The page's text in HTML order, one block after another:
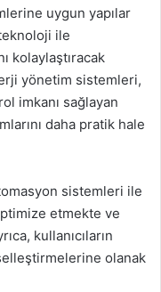
uygun yapılar
ile
kolaylaştıracak
yönetim sistemleri,
imkanı sağlayan
daha pratik hale
sistemleri ile
etmekte ve
kullanıcıların
olanak